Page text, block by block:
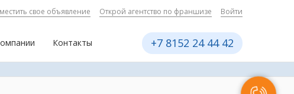
свое объявление Открой агентство по франшизе Войти
Контакты +7 8152 24 44 42